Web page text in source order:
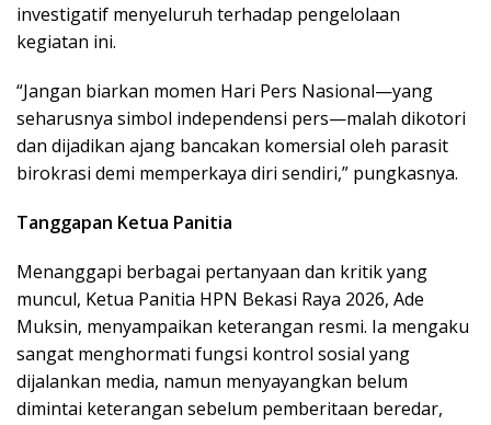
investigatif menyeluruh terhadap pengelolaan
kegiatan ini.
“Jangan biarkan momen Hari Pers Nasional—yang
seharusnya simbol independensi pers—malah dikotori
dan dijadikan ajang bancakan komersial oleh parasit
birokrasi demi memperkaya diri sendiri,” pungkasnya.
Tanggapan Ketua Panitia
Menanggapi berbagai pertanyaan dan kritik yang
muncul, Ketua Panitia HPN Bekasi Raya 2026, Ade
Muksin, menyampaikan keterangan resmi. Ia mengaku
sangat menghormati fungsi kontrol sosial yang
dijalankan media, namun menyayangkan belum
dimintai keterangan sebelum pemberitaan beredar,